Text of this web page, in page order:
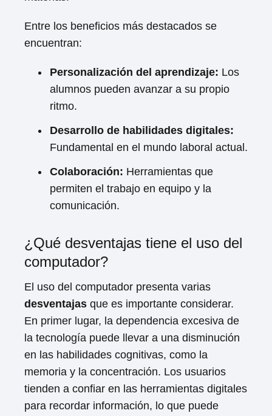
Entre los beneficios más destacados se
encuentran:
Personalización del aprendizaje: Los
alumnos pueden avanzar a su propio
ritmo.
Desarrollo de habilidades digitales:
Fundamental en el mundo laboral actual.
Colaboración: Herramientas que
permiten el trabajo en equipo y la
comunicación.
¿Qué desventajas tiene el uso del
computador?
El uso del computador presenta varias
desventajas que es importante considerar.
En primer lugar, la dependencia excesiva de
la tecnología puede llevar a una disminución
en las habilidades cognitivas, como la
memoria y la concentración. Los usuarios
tienden a confiar en las herramientas digitales
para recordar información, lo que puede